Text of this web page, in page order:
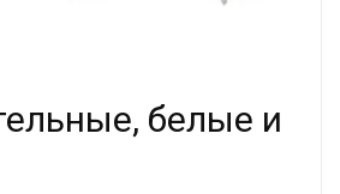
белые и